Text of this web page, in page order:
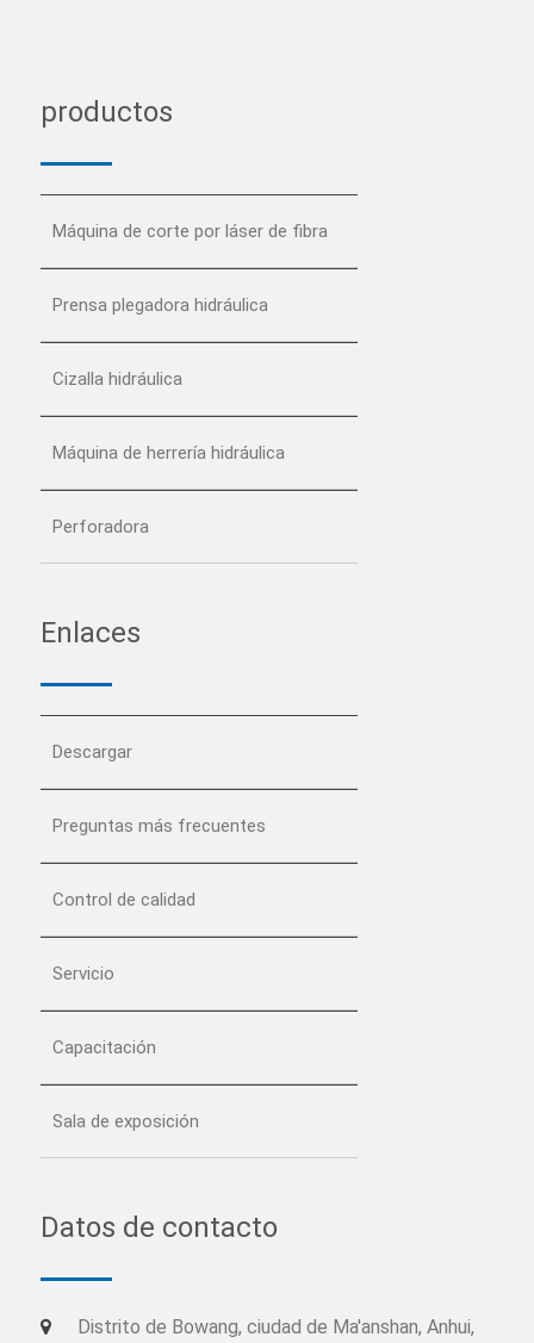
productos
Máquina de corte por láser de fibra
Prensa plegadora hidráulica
Cizalla hidráulica
Máquina de herrería hidráulica
Perforadora
Enlaces
Descargar
Preguntas más frecuentes
Control de calidad
Servicio
Capacitación
Sala de exposición
Datos de contacto
Distrito de Bowang, ciudad de Ma'anshan, Anhui,